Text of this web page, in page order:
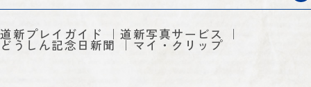
道新プレイガイド 道新写真サービス
どうしん記念日新聞 マイ・クリップ